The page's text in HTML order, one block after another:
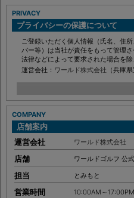
PRIVACY
プライバシーの保護について
ご登録いただく個人情報（氏名、住
バー等）は当社が責任をもって管理
法律などによって要求された場合を
運営会社： ワールド株式会社 （兵庫
COMPANY
店舗案内
運営会社
ワールド株式会社
店舗 ワールドゴルフ 公
担当 とみもと
営業時間 10:00AM～17:00PM